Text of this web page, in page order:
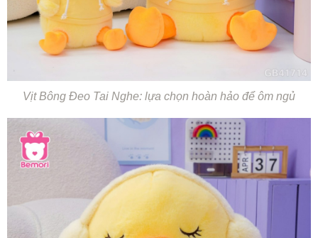
Vịt Bông Đeo Tai Nghe: lựa chọn hoàn hảo để ôm ngủ